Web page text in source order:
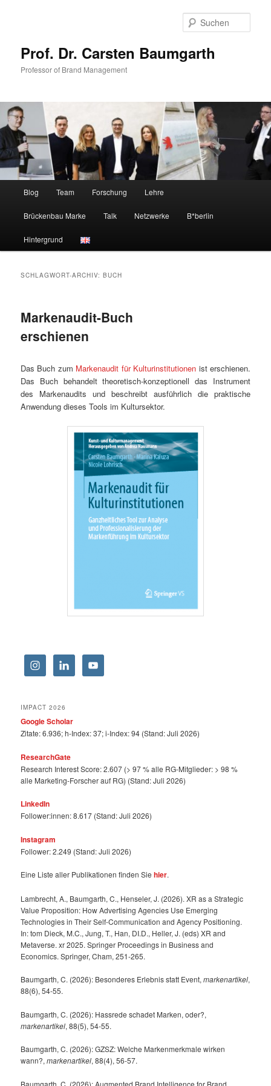
Prof. Dr. Carsten Baumgarth
Professor of Brand Management
Blog Team Forschung Lehre
Brückenbau Marke Talk Netzwerke B*berlin
Hintergrund
SCHLAGWORT-ARCHIV:BUCH
Markenaudit-Buch
erschienen
Das Buch zum Markenaudit für Kulturinstitutionen ist erschienen.
Das Buch behandelt theoretisch-konzeptionell das Instrument
des Markenaudits und beschreibt ausführlich die praktische
Anwendung dieses Tools im Kultursektor.
IMPACT 2026
Google Scholar
Zitate: 6.936; h-Index: 37; i-Index: 94 (Stand: Juli 2026)
ResearchGate
Research Interest Score: 2.607 (> 97 % alle RG-Mitglieder: > 98 %
alle Marketing-Forscher auf RG) (Stand: Juli 2026)
LinkedIn
Follower:innen: 8.617 (Stand: Juli 2026)
Instagram
Follower: 2.249 (Stand: Juli 2026)
Eine Liste aller Publikationen finden Siehier.
Lambrecht, A., Baumgarth, C., Henseler, J. (2026). XR as a Strategic
Value Proposition: How Advertising Agencies Use Emerging
Technologies in Their Self-Communication and Agency Positioning.
In: tom Dieck, M.C., Jung, T., Han, DI.D., Heller, J. (eds) XR and
Metaverse. xr 2025. Springer Proceedings in Business and
Economics. Springer, Cham, 251-265.
Baumgarth, C. (2026): Besonderes Erlebnis statt Event,markenartikel,
88(6), 54-55.
Baumgarth, C. (2026): Hassrede schadet Marken, oder?,
markenartikel, 88(5), 54-55.
Baumgarth, C. (2026): GZSZ: Welche Markenmerkmale wirken
wann?,markenartikel, 88(4), 56-57.
Baumgarth, C. (2026): Augmented Brand Intelligence for Brand